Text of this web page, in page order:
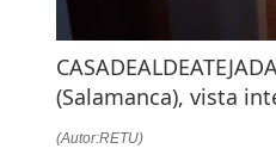
(Salamanca), vista
(Autor:RETU)